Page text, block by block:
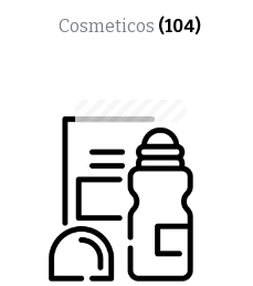
Cosmeticos (104)